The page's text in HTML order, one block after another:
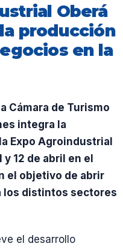
Oberá
producción
en la
Cámara de Turismo
integra la
Expo Agroindustrial
y 12 de abril en el
el objetivo de abrir
los distintos sectores
el desarrollo